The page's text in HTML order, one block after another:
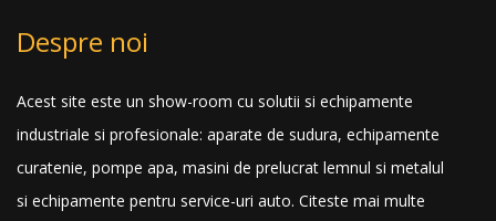
Despre noi
Acest site este un show-room cu solutii si echipamente
industriale si profesionale: aparate de sudura, echipamente
curatenie, pompe apa, masini de prelucrat lemnul si metalul
si echipamente pentru service-uri auto. Citeste mai multe